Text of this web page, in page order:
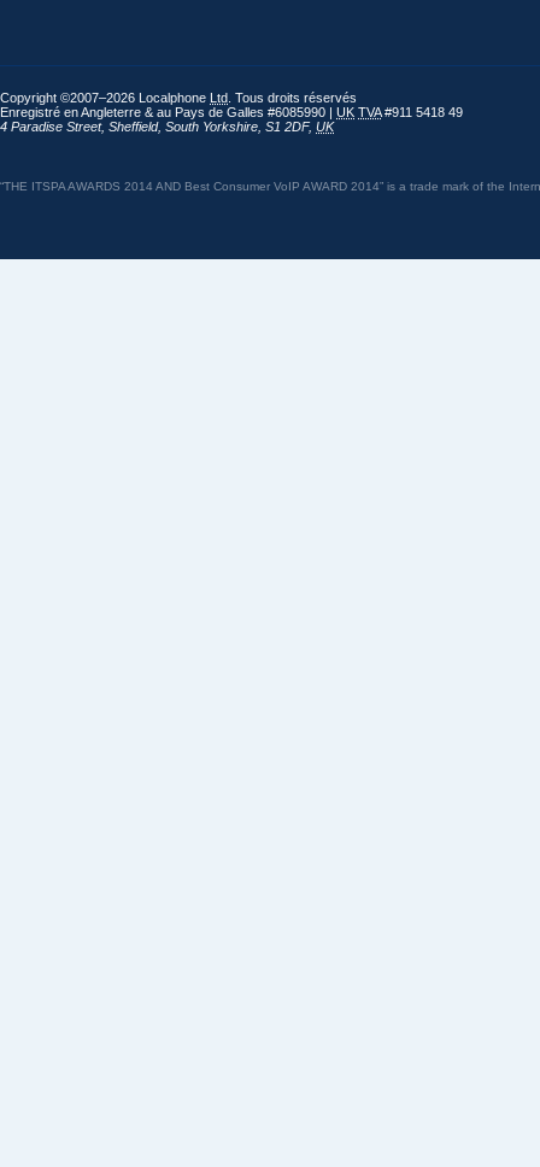
Copyright ©2007–2026 Localphone Ltd . Tous droits réservés
Enregistré en Angleterre & au Pays de Galles #6085990 | UK TVA#911 5418 49
4 Paradise Street, Sheffield, South Yorkshire S1 2DF, UK
“THE ITSPA AWARDS 2014 AND Best Consumer VoIP AWARD 2014” is a trade mark of the